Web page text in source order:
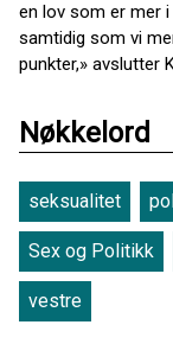
en lov som er mer
samtidig som vi
punkter,» avslutter
Nøkkelord
seksualitet
Sex og Politikk
vestre